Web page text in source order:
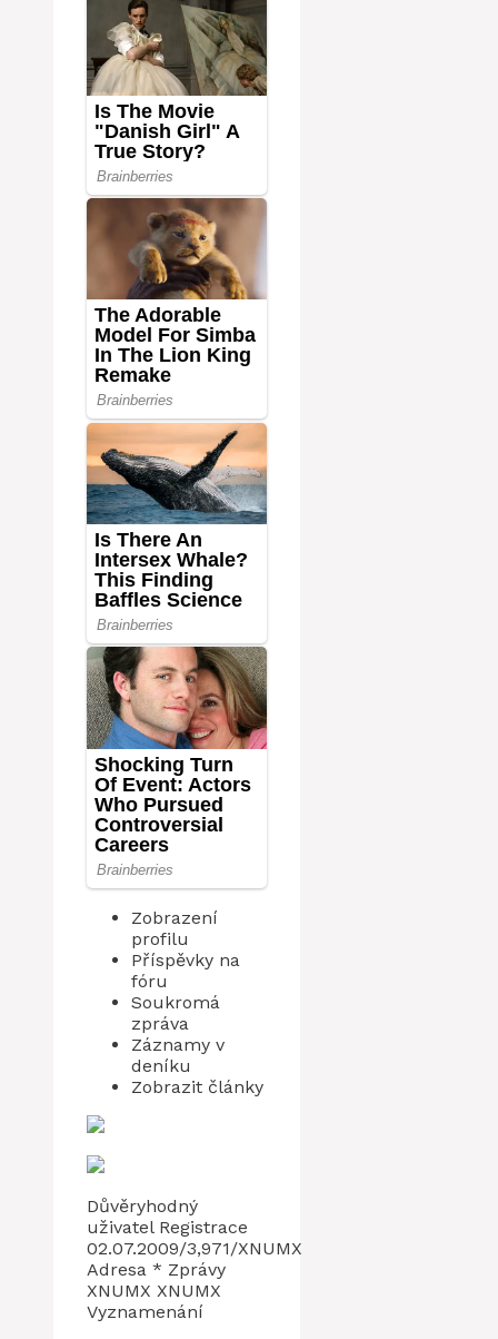
Zobrazení
profilu
Příspěvky na
fóru
Soukromá
zpráva
Záznamy v
deníku
Zobrazit články
Důvěryhodný
uživatel Registrace
02.07.2009/3,971/XNUMX
Adresa * Zprávy
XNUMX XNUMX
Vyznamenání